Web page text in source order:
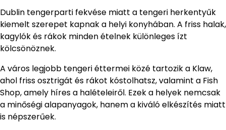
Dublin tengerparti fekvése miatt a tengeri herkentyűk
kiemelt szerepet kapnak a helyi konyhában. A friss halak,
kagylók és rákok minden ételnek különleges ízt
kölcsönöznek.
A város legjobb tengeri éttermei közé tartozik a Klaw,
ahol friss osztrigát és rákot kóstolhatsz, valamint a Fish
Shop, amely híres a halételeiről. Ezek a helyek nemcsak
a minőségi alapanyagok, hanem a kiváló elkészítés miatt
is népszerűek.